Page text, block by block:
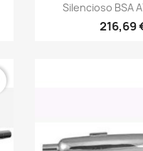
Vista
Silencioso BSA
216,69